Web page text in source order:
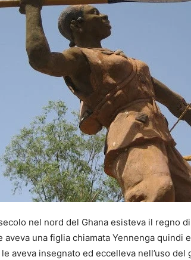
nel nord del Ghana esisteva il regno
aveva una figlia chiamata Yennenga quindi
aveva insegnato ed eccelleva nell’uso del